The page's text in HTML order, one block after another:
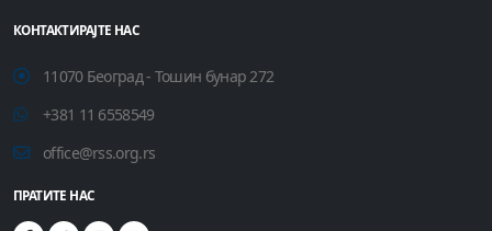
КОНТАКТИРАЈТЕ НАС
11070 Београд - Тошин бунар 272
+381 11 6558549
office@rss.org.rs
ПРАТИТЕ НАС